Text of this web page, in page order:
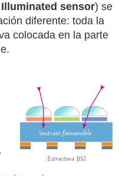
sensor) se
diferente: toda la
colocada en la parte